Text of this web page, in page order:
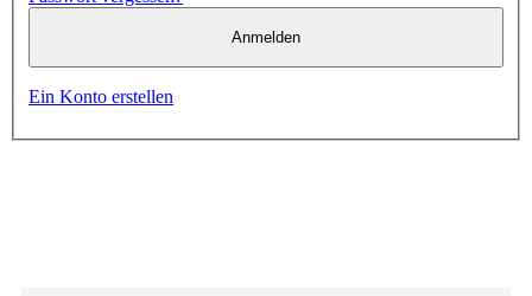
Anmelden
Ein Konto erstellen